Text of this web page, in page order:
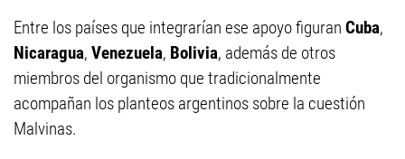
Entre los países que integrarían ese apoyo figuran Cuba,
Nicaragua, Venezuela, Bolivia, además de otros
miembros del organismo que tradicionalmente
acompañan los planteos argentinos sobre la cuestión
Malvinas.